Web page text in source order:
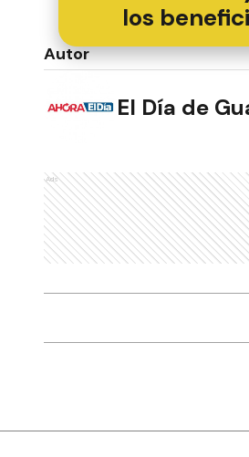
los
Autor
El Día de
Ads